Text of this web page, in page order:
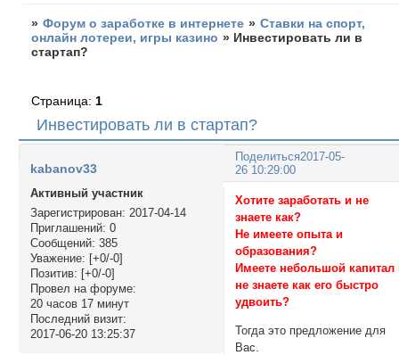
» Форум о заработке в интернете » Ставки на спорт,
онлайн лотереи, игры казино » Инвестировать ли в
стартап?
Инвестировать ли в стартап?
Страница: 1
Поделиться2017-05-
26 10:29:00
kabanov33
Активный участник
Зарегистрирован: 2017-04-14
Приглашений: 0
Сообщений: 385
Уважение: [+0/-0]
Позитив: [+0/-0]
Провел на форуме:
20 часов 17 минут
Последний визит:
2017-06-20 13:25:37
Хотите заработать и не
знаете как?
Не имеете опыта и
образования?
Имеете небольшой капитал
не знаете как его быстро
удвоить?
Тогда это предложение для
Вас.